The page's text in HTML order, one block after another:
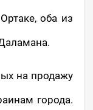
оба из
на продажу
города.